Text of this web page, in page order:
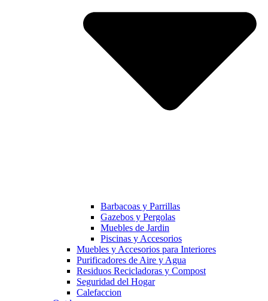
Barbacoas y Parrillas
Gazebos y Pergolas
Muebles de Jardin
Piscinas y Accesorios
Muebles y Accesorios para Interiores
Purificadores de Aire y Agua
Residuos Recicladoras y Compost
Seguridad del Hogar
Calefaccion